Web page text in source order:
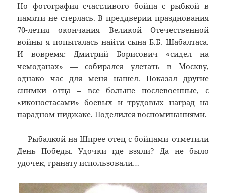
Но фотография счастливого бойца с рыбкой в
памяти не стерлась. В преддверии празднования
70-летия окончания Великой Отечественной
войны я попыталась найти сына Б.Б. Шабалтаса.
И вовремя: Дмитрий Борисович «сидел на
чемоданах» — собирался улетать в Москву,
однако час для меня нашел. Показал другие
снимки отца – все больше послевоенные, с
«иконостасами» боевых и трудовых наград на
парадном пиджаке. Поделился воспоминаниями.
— Рыбалкой на Шпрее отец с бойцами отметили
День Победы. Удочки где взяли? Да не было
удочек, гранату использовали…